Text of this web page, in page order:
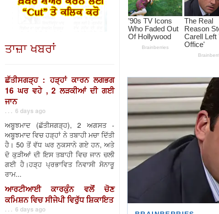
ਤਾਜ਼ਾ ਖਬਰਾਂ
ਛੱਤੀਸਗੜ੍ਹ : ਹੜ੍ਹਾਂ ਕਾਰਨ ਲਗਭਗ
16 ਘਰ ਵਹੇ , 2 ਲੜਕੀਆਂ ਦੀ ਗਈ
ਜਾਨ
. . . 6 days ago
ਅਬੂਝਮਾਦ (ਛੱਤੀਸਗੜ੍ਹ), 2 ਅਗਸਤ -
ਅਬੂਝਮਾਦ ਵਿਚ ਹੜ੍ਹਾਂ ਨੇ ਤਬਾਹੀ ਮਚਾ ਦਿੱਤੀ
ਹੈ। 50 ਤੋਂ ਵੱਧ ਘਰ ਨੁਕਸਾਨੇ ਗਏ ਹਨ, ਅਤੇ
ਦੋ ਕੁੜੀਆਂ ਦੀ ਇਸ ਤਬਾਹੀ ਵਿਚ ਜਾਨ ਚਲੀ
ਗਈ ਹੈ।ਹੜ੍ਹ ਪ੍ਰਭਾਵਿਤ ਨਿਵਾਸੀ ਸੋਨਾਰੂ
ਰਾਮ...
ਆਰਟੀਆਈ ਕਾਰਕੁੰਨ ਵਲੋਂ ਚੋਣ
ਕਮਿਸ਼ਨ ਵਿਚ ਸੀਜੇਪੀ ਵਿਰੁੱਧ ਸ਼ਿਕਾਇਤ
. . . 6 days ago